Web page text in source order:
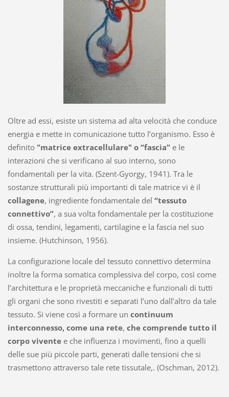
Oltre ad essi, esiste un sistema ad alta velocità che conduce
energia e mette in comunicazione tutto l’organismo. Esso è
definito "matrice extracellulare" o “fascia”e le
interazioni che si verificano al suo interno, sono
fondamentali per la vita. (Szent-Gyorgy, 1941). Tra le
sostanze strutturali più importanti di tale matrice vi è il
collagene, ingrediente fondamentale del “tessuto
connettivo”, a sua volta fondamentale per la costituzione
di ossa, tendini, legamenti, cartilagine e la fascia nel suo
insieme. (Hutchinson, 1956).
La configurazione locale del tessuto connettivo determina
inoltre la forma somatica complessiva del corpo, così come
l’architettura e le proprietà meccaniche e funzionali di tutti
gli organi che sono rivestiti e separati l’uno dall’altro da tale
tessuto. Si viene così a formare un continuum
interconnesso, come una rete, che comprende tutto il
corpo vivente e che influenza i movimenti, fino a quelli
delle sue più piccole parti, generati dalle tensioni che si
trasmettono attraverso tale rete tissutale,. (Oschman, 2012).